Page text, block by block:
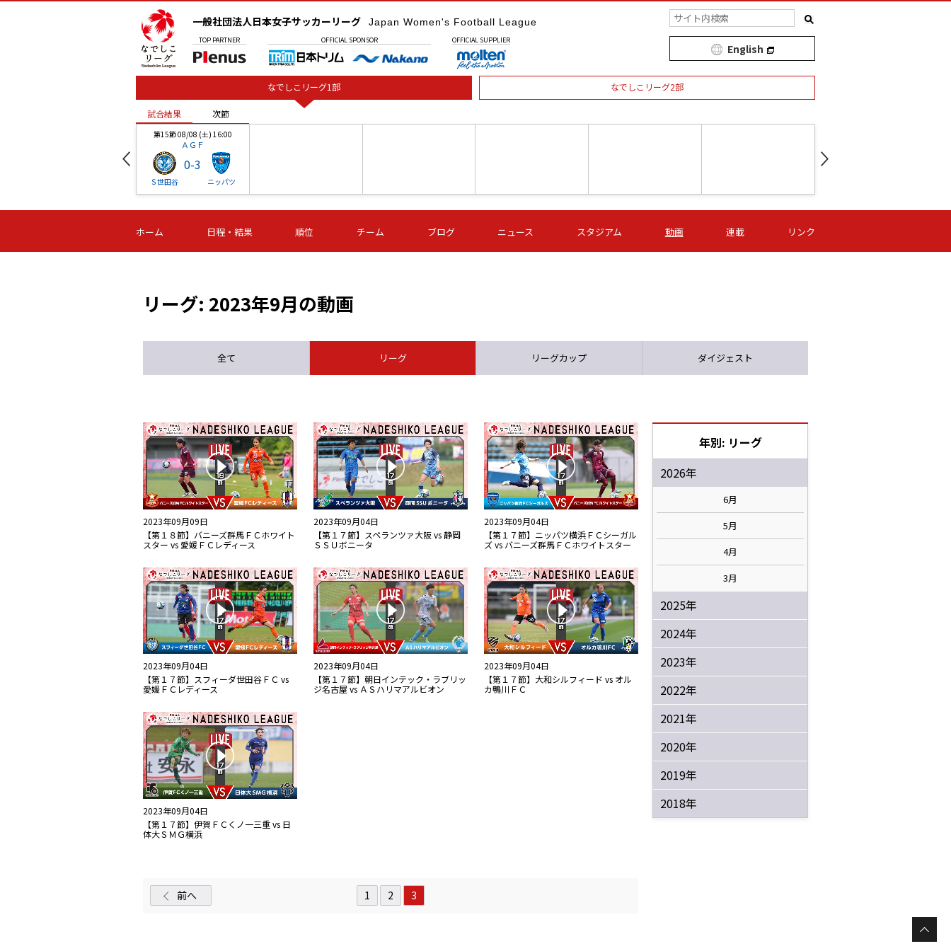
一般社団法人日本女子サッカーリーグ Japan Women's Football League
TOP PARTNER OFFICIAL SPONSOR OFFICIAL SUPPLIER
English
なでしこリーグ1部 なでしこリーグ2部
試合結果 次節
第15節 08/08 (土) 16:00
ＡＧＦ
Ｓ世田谷
0-3
ニッパツ
-
第16節 09/05 (土) 15:00
ニッパツ
-
第16節 09/05 (土) 15:00
石人の星
-
第16節 09/05 (土) 16:00
ＡＧＦ
-
いちご
-
第16節 09/06 (日) 15:00
-
第16節 09/06 (日) 15:00
- -
試合結果 次節
ホーム 日程・結果 順位 チーム ブログ ニュース スタジアム 動画 連載 リンク
リーグ: 2023年9月の動画
全て リーグ リーグカップ ダイジェスト
2023年09月09日
【第１８節】バニーズ群馬ＦＣホワイト
スター vs 愛媛ＦＣレディース
2023年09月04日
【第１７節】スペランツァ大阪 vs 静岡
ＳＳＵボニータ
2023年09月04日
【第１７節】ニッパツ横浜ＦＣシーガル
ズ vs バニーズ群馬ＦＣホワイトスター
2023年09月04日
【第１７節】スフィーダ世田谷ＦＣ vs
愛媛ＦＣレディース
2023年09月04日
【第１７節】朝日インテック・ラブリッ
ジ名古屋 vs ＡＳハリマアルビオン
2023年09月04日
【第１７節】大和シルフィード vs オル
カ鴨川ＦＣ
2023年09月04日
【第１７節】伊賀ＦＣくノ一三重 vs 日
体大ＳＭＧ横浜
前へ 1 2 3
年別: リーグ
2026年
6月
5月
4月
3月
2025年
2024年
2023年
2022年
2021年
2020年
2019年
2018年